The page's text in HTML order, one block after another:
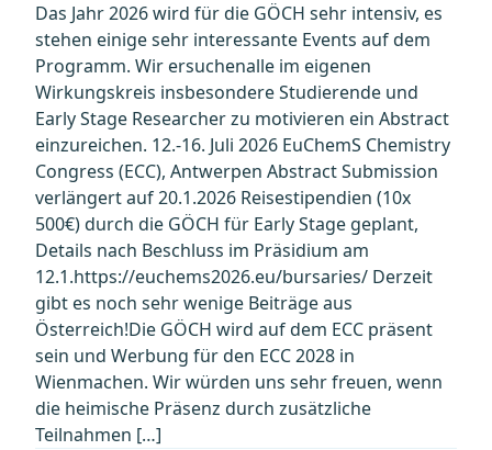
Das Jahr 2026 wird für die GÖCH sehr intensiv, es
stehen einige sehr interessante Events auf dem
Programm. Wir ersuchenalle im eigenen
Wirkungskreis insbesondere Studierende und
Early Stage Researcher zu motivieren ein Abstract
einzureichen. 12.-16. Juli 2026 EuChemS Chemistry
Congress (ECC), Antwerpen Abstract Submission
verlängert auf 20.1.2026 Reisestipendien (10x
500€) durch die GÖCH für Early Stage geplant,
Details nach Beschluss im Präsidium am
12.1.https://euchems2026.eu/bursaries/ Derzeit
gibt es noch sehr wenige Beiträge aus
Österreich!Die GÖCH wird auf dem ECC präsent
sein und Werbung für den ECC 2028 in
Wienmachen. Wir würden uns sehr freuen, wenn
die heimische Präsenz durch zusätzliche
Teilnahmen […]